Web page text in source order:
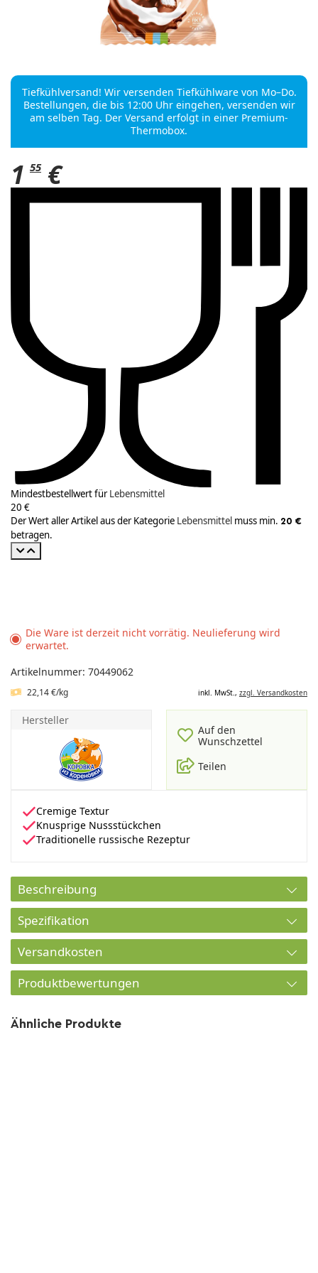
Tiefkühlversand! Wir versenden Tiefkühlware von Mo–Do.
Bestellungen, die bis 12:00 Uhr eingehen, versenden wir
am selben Tag. Der Versand erfolgt in einer Premium-
Thermobox.
1 55 €
Mindestbestellwert fürLebensmittel
20 €
Der Wert aller Artikel aus der Kategorie Lebensmittel muss min. 20 €
betragen.
Die Ware ist derzeit nicht vorrätig. Neulieferung wird
erwartet.
Artikelnummer: 70449062
22,14 €/kg inkl. MwSt., zzgl. Versandkosten
Hersteller
Auf den
Wunschzettel
Teilen
Cremige Textur
Knusprige Nussstückchen
Traditionelle russische Rezeptur
Beschreibung
Spezifikation
Versandkosten
Produktbewertungen
Ähnliche Produkte